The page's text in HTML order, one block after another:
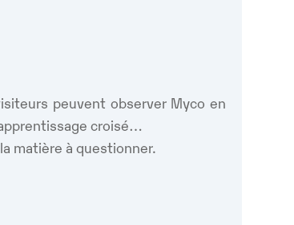
peuvent observer Myco en
croisé…
matière à questionner.